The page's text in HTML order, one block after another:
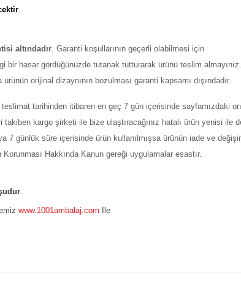
altındadır. Garanti koşullarının geçerli olabilmesi için
bir hasar gördüğünüzde tutanak tutturarak ürünü teslim almayınız.
orijinal dizaynının bozulması garanti kapsamı dışındadır.
teslimat tarihinden itibaren en geç 7 gün içerisinde sayfamızdaki
kargo şirketi ile bize ulaştıracağınız hatalı ürün yenisi ile
7 günlük süre içerisinde ürün kullanılmışsa ürünün iade ve
Hakkında Kanun gereği uygulamalar esastır.
.
www.1001ambalaj.com İle